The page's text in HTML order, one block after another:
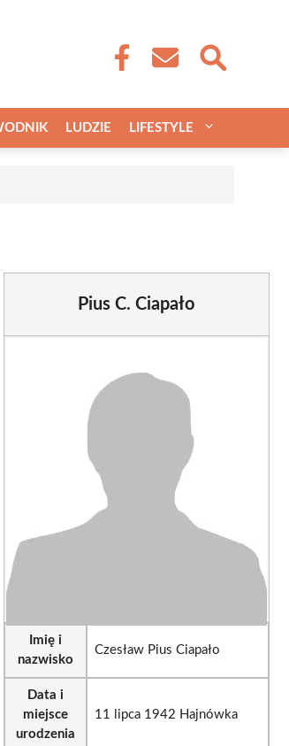
LUDZIE LIFESTYLE
Pius C. Ciapało
Imię i
nazwisko
Czesław Pius Ciapało
Data i
miejsce
urodzenia
11 lipca 1942 Hajnówka